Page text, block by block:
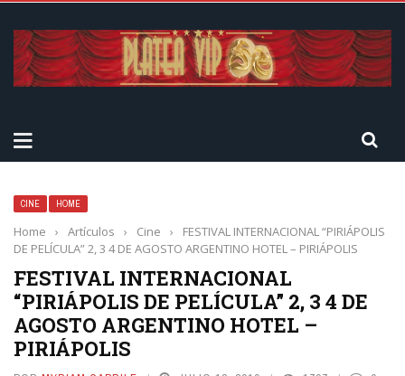
CINE HOME
Home › Artículos › Cine ›
FESTIVAL INTERNACIONAL “PIRIÁPOLIS
DE PELÍCULA” 2, 3 4 DE AGOSTO ARGENTINO HOTEL – PIRIÁPOLIS
FESTIVAL INTERNACIONAL
“PIRIÁPOLIS DE PELÍCULA” 2, 3 4 DE
AGOSTO ARGENTINO HOTEL –
PIRIÁPOLIS